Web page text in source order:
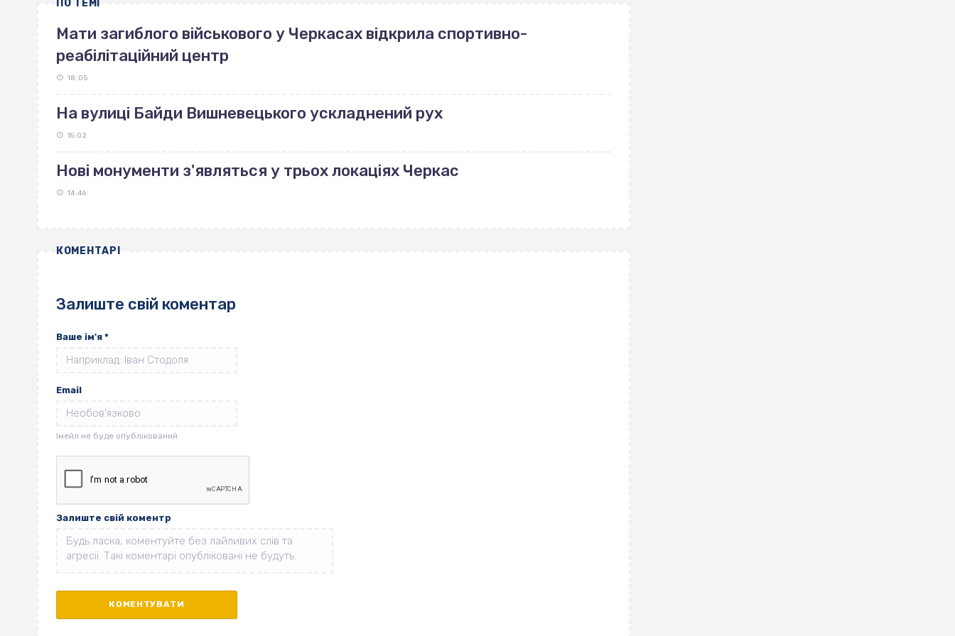
ПО ТЕМІ
Мати загиблого військового у Черкасах відкрила спортивно-
реабілітаційний центр
18:05
На вулиці Байди Вишневецького ускладнений рух
15:02
Нові монументи з'являться у трьох локаціях Черкас
14:46
КОМЕНТАРІ
Залиште свій коментар
Ваше ім'я *
Email
Залиште свій коментр